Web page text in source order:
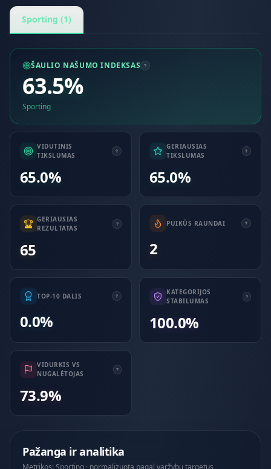
Sporting (1)
ŠAULIO NAŠUMO INDEKSAS
63.5%
Sporting
VIDUTINIS
TIKSLUMAS
65.0%
GERIAUSIAS
TIKSLUMAS
65.0%
GERIAUSIAS
REZULTATAS
65
PUIKŪS RAUNDAI
2
TOP-10 DALIS
0.0%
KATEGORIJOS
STABILUMAS
100.0%
VIDURKIS VS
NUGALĖTOJAS
73.9%
Pažanga ir analitika
Metrikos: Sporting · normalizuota pagal varžybų targetus